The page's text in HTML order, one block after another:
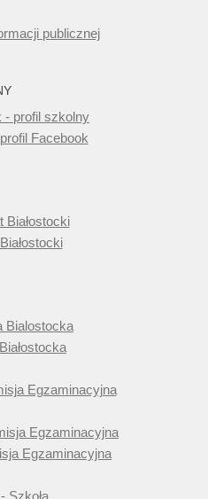
Facebook
Egzaminacyjna